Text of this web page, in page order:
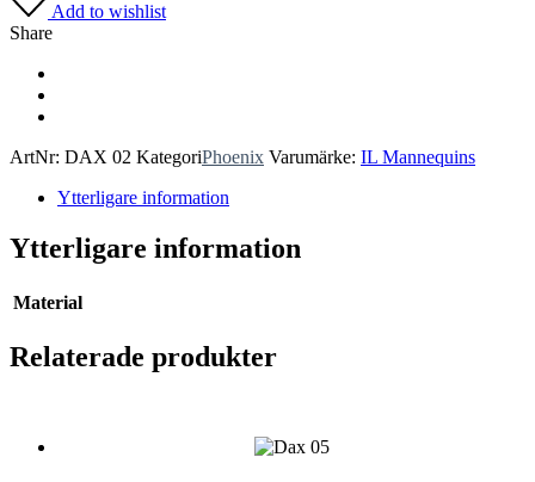
Add to wishlist
Share
ArtNr: DAX 02 KategoriPhoenix Varumärke: IL Mannequins
Ytterligare information
Ytterligare information
Material
Relaterade produkter